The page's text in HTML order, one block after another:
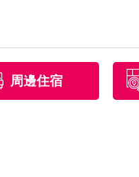
周邊住宿